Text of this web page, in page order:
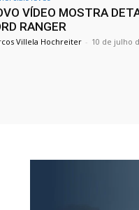
VÍDEO MOSTRA
RANGER
Villela Hochreiter - 10 de julho